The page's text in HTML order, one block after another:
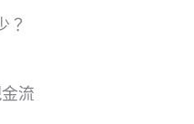
？
流